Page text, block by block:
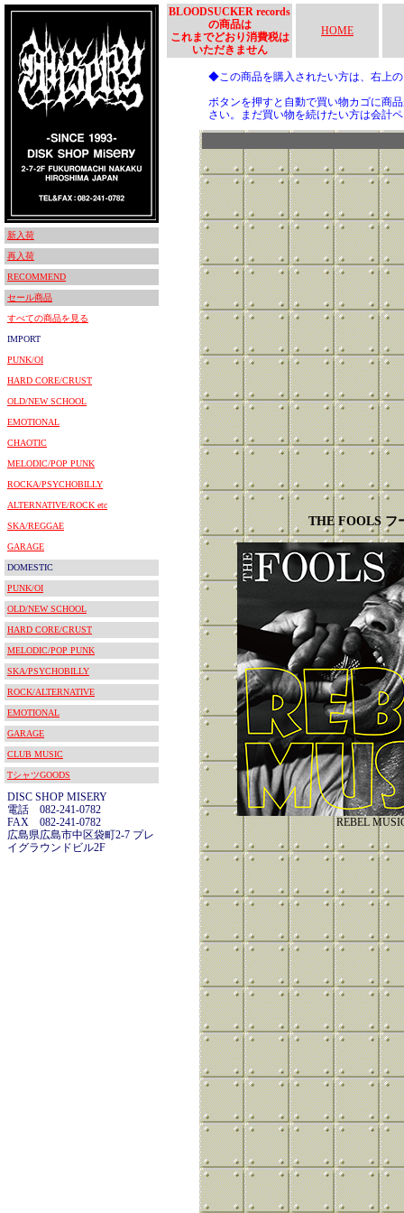
新入荷
再入荷
RECOMMEND
セール商品
すべての商品を見る
IMPORT
PUNK/OI
HARD CORE/CRUST
OLD/NEW SCHOOL
EMOTIONAL
CHAOTIC
MELODIC/POP PUNK
ROCKA/PSYCHOBILLY
ALTERNATIVE/ROCK etc
SKA/REGGAE
GARAGE
DOMESTIC
PUNK/OI
OLD/NEW SCHOOL
HARD CORE/CRUST
MELODIC/POP PUNK
SKA/PSYCHOBILLY
ROCK/ALTERNATIVE
EMOTIONAL
GARAGE
CLUB MUSIC
TシャツGOODS
DISC SHOP MISERY
電話 082-241-0782
FAX 082-241-0782
広島県広島市中区袋町2-7 プレ
イグラウンドビル2F
BLOODSUCKER records
の商品は
これまでどおり消費税は
いただきません
HOME
◆この商品を購入されたい方は、右上
ボタンを押すと自動で買い物カゴに商
さい。まだ買い物を続けたい方は会計
THE FOOLS フ
REBEL